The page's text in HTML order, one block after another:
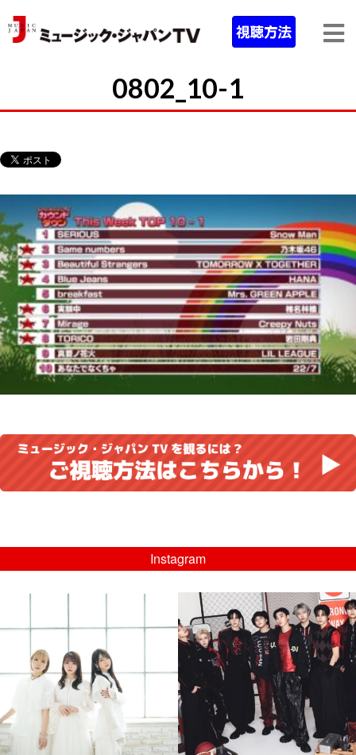
0802_10-1
Instagram
💡8/5(水)特番放送！
...
8月 4
4 0
musicjapantv
💡08/05(水)23:00特番放送！
...
8月 4
4 0